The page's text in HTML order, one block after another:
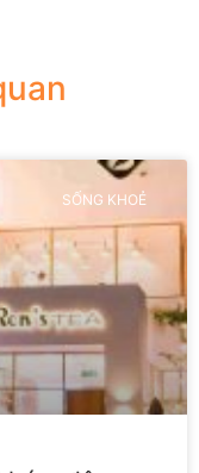
SỐNG KHOẺ